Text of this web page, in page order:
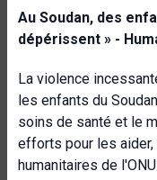
Au Soudan, des
dépérissent » -
La violence
les enfants du
soins de santé et le
efforts pour les
humanitaires de l'ONU.